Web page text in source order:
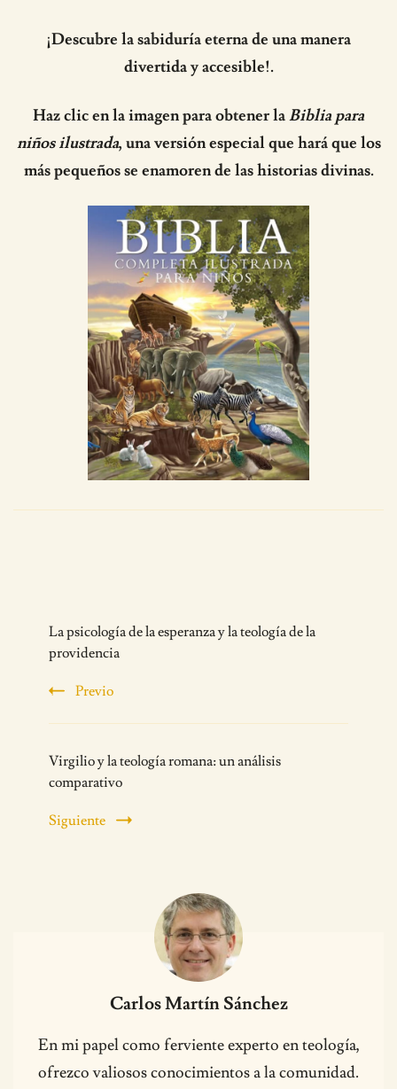
¡Descubre la sabiduría eterna de una manera
divertida y accesible!.
Haz clic en la imagen para obtener laBiblia para
niños ilustrada, una versión especial que hará que los
más pequeños se enamoren de las historias divinas.
Navigation
La psicología de la esperanza y la teología de la
providencia
Previo
Virgilio y la teología romana: un análisis
comparativo
Siguiente
Carlos Martín Sánchez
En mi papel como ferviente experto en teología,
ofrezco valiosos conocimientos a la comunidad.